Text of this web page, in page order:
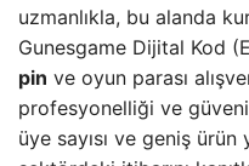
uzmanlıkla, bu alanda
Gunesgame Dijital Kod
pin ve oyun parası
profesyonelliği ve
üye sayısı ve geniş ürün